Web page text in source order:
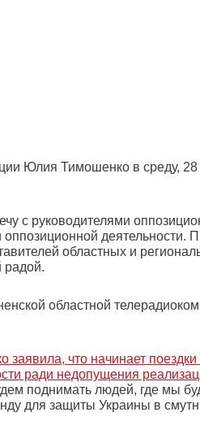
Юлия Тимошенко в среду, 28
с руководителями
деятельности.
областных и
радой.
областной
заявила, что начинает
ради недопущения
поднимать людей, где мы
для защиты Украины в